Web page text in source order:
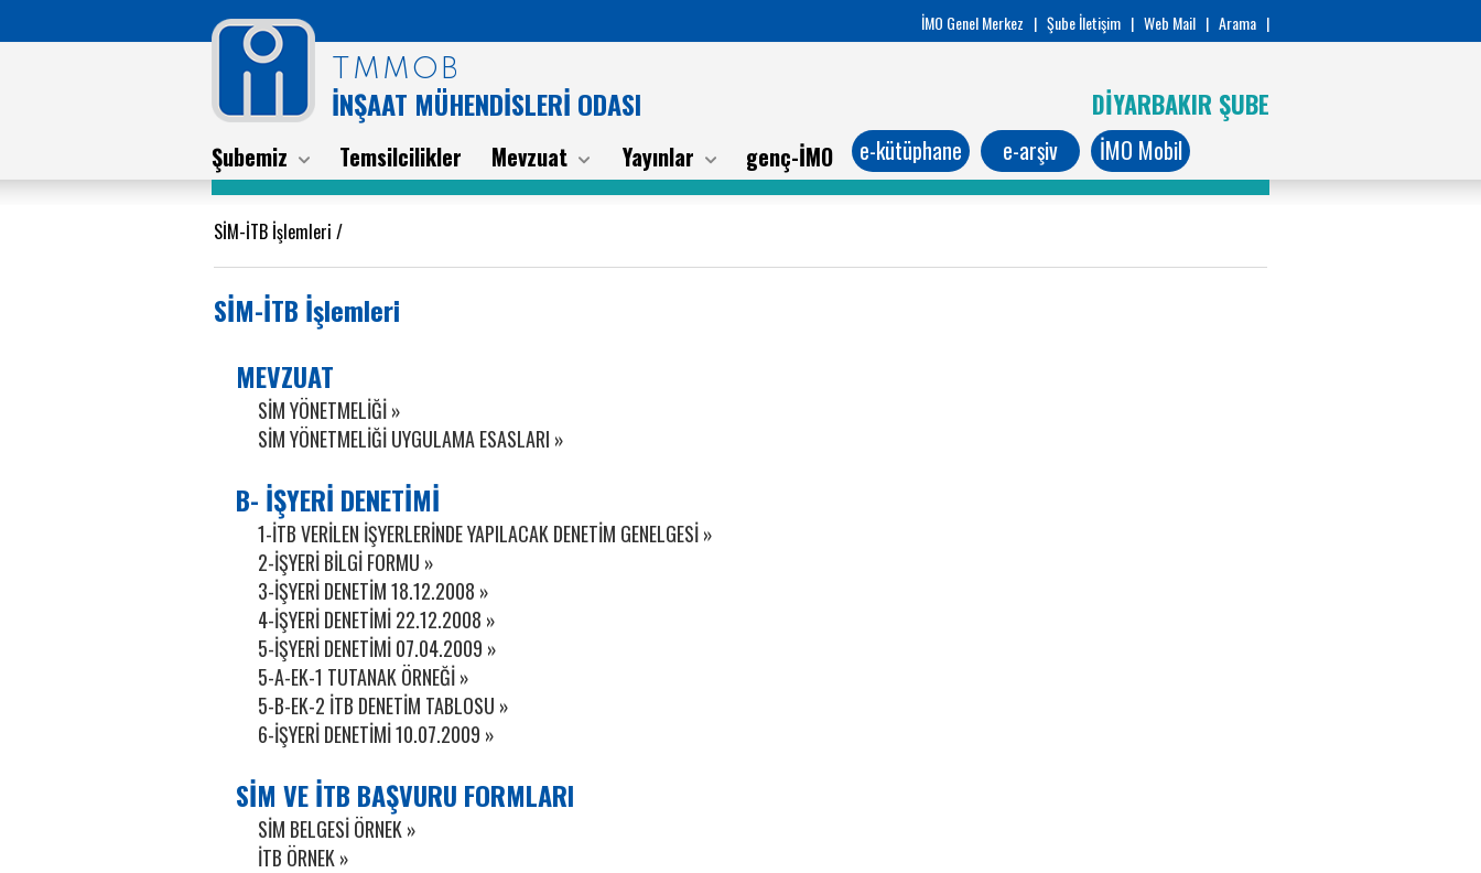
İMO Genel Merkez | Şube İletişim | Web Mail | Arama |
TMMOB
İNŞAAT MÜHENDİSLERİ ODASI DİYARBAKIR ŞUBE
Şubemiz Temsilcilikler Mevzuat Yayınlar genç-İMO e-kütüphane e-arşiv İMO Mobil
SİM-İTB İşlemleri /
SİM-İTB İşlemleri
MEVZUAT
SİM YÖNETMELİĞİ »
SİM YÖNETMELİĞİ UYGULAMA ESASLARI »
B- İŞYERİ DENETİMİ
1-İTB VERİLEN İŞYERLERİNDE YAPILACAK DENETİM GENELGESİ »
2-İŞYERİ BİLGİ FORMU »
3-İŞYERİ DENETİM 18.12.2008 »
4-İŞYERİ DENETİMİ 22.12.2008 »
5-İŞYERİ DENETİMİ 07.04.2009 »
5-A-EK-1 TUTANAK ÖRNEĞİ »
5-B-EK-2 İTB DENETİM TABLOSU »
6-İŞYERİ DENETİMİ 10.07.2009 »
SİM VE İTB BAŞVURU FORMLARI
SİM BELGESİ ÖRNEK »
İTB ÖRNEK »